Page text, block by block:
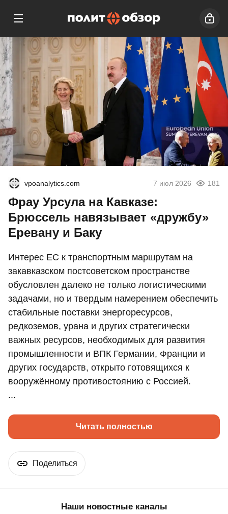
vpoanalytics.com 7 июл 2026 181
Фрау Урсула на Кавказе:
Брюссель навязывает «дружбу»
Еревану и Баку
Интерес ЕС к транспортным маршрутам на
закавказском постсоветском пространстве
обусловлен далеко не только логистическими
задачами, но и твердым намерением обеспечить
стабильные поставки энергоресурсов,
редкоземов, урана и других стратегически
важных ресурсов, необходимых для развития
промышленности и ВПК Германии, Франции и
других государств, открыто готовящихся к
вооружённому противостоянию с Россией.
...
Читать полностью
Поделиться
Наши новостные каналы